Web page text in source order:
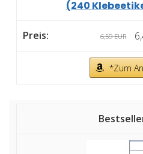
(240
6,59 EUR
*Zum